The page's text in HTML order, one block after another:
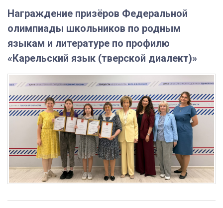
Награждение призёров Федеральной
олимпиады школьников по родным
языкам и литературе по профилю
«Карельский язык (тверской диалект)»